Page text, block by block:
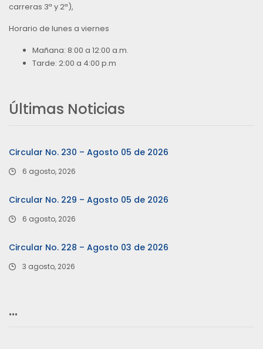
carreras 3ª y 2ª),
Horario de lunes a viernes
Mañana: 8:00 a 12:00 a.m.
Tarde: 2:00 a 4:00 p.m
Últimas Noticias
Circular No. 230 – Agosto 05 de 2026
6 agosto, 2026
Circular No. 229 – Agosto 05 de 2026
6 agosto, 2026
Circular No. 228 – Agosto 03 de 2026
3 agosto, 2026
…